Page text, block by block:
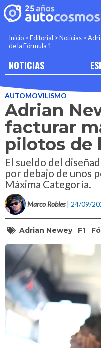
Inicio >Editorial >Noticias >
de la Fórmula 1
NOTICIAS
AUTOMOVILISMO
Adrian
facturar
pilotos de
El sueldo del
por debajo de unos
Máxima Categoría.
Marco Robles | 24/09/
Adrian Newey F1